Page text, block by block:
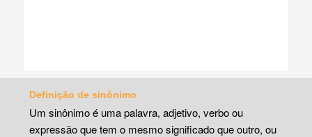
Definição de sinônimo
Um sinônimo é uma palavra, adjetivo, verbo ou
expressão que tem o mesmo significado que outro, ou